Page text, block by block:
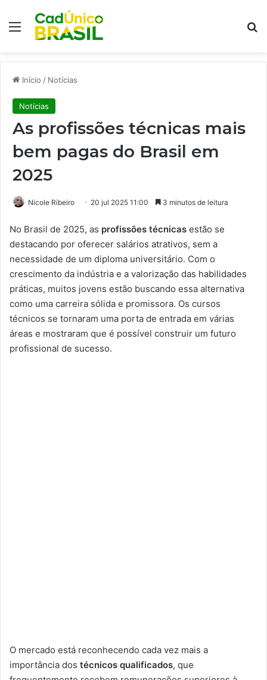
Menu
Início / Notícias
Notícias
As profissões técnicas mais
bem pagas do Brasil em
2025
Nicole Ribeiro 20 jul 2025 11:00 3 minutos de leitura
No Brasil de 2025, as profissões técnicas estão se
destacando por oferecer salários atrativos, sem a
necessidade de um diploma universitário. Com o
crescimento da indústria e a valorização das habilidades
práticas, muitos jovens estão buscando essa alternativa
como uma carreira sólida e promissora. Os cursos
técnicos se tornaram uma porta de entrada em várias
áreas e mostraram que é possível construir um futuro
profissional de sucesso.
O mercado está reconhecendo cada vez mais a
importância dos técnicos qualificados, que